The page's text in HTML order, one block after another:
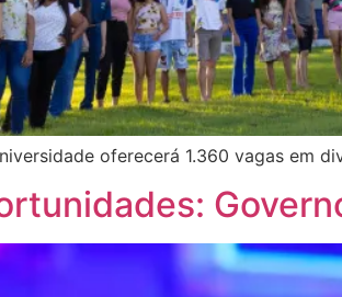
oferecerá 1.360 vagas em